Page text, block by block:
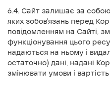
6.4. Сайт залишає за
яких зобов'язань перед
повідомленням на Сайті,
функціонування цього
надаються на ньому і
остаточно) дані, надані
змінювати умови і